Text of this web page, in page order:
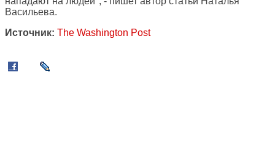
Васильева.
Источник: The Washington Post